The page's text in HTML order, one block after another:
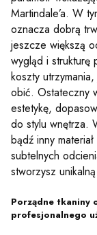
Martindale’a. W
oznacza dobrą
jeszcze większą
wygląd i strukturę
koszty
obić. Ostateczny
estetykę,
do stylu wnętrza.
bądź inny
subtelnych
stworzysz
Porządne tkaniny
profesjonalnego